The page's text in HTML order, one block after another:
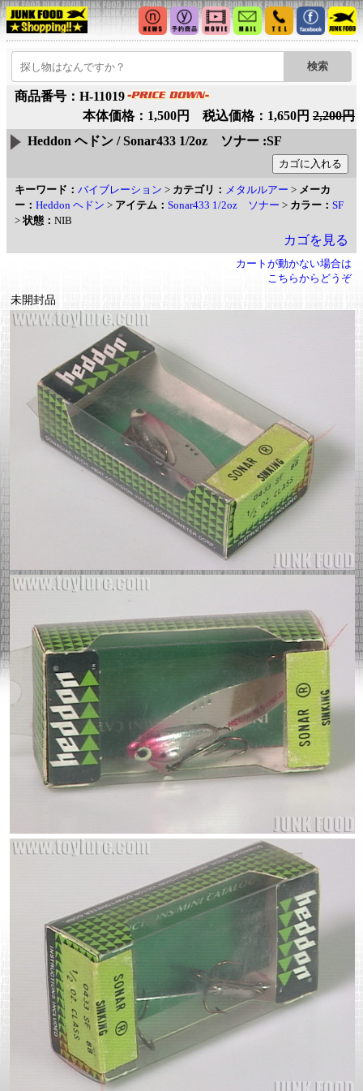
商品番号：H-11019
本体価格：1,500円 税込価格：1,650円 2,200円
Heddon ヘドン / Sonar433 1/2oz ソナー :SF
キーワード： バイブレーション > カテゴリ： メタルルアー > メーカ
ー： Heddon ヘドン > アイテム： Sonar433 1/2oz ソナー > カラー： SF
>状態： NIB
カゴを見る
カートが動かない場合は
こちらからどうぞ
未開封品